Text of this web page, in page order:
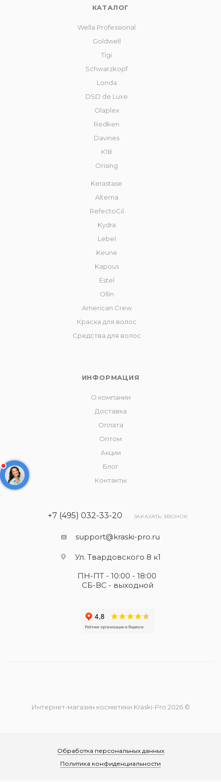
КАТАЛОГ
Wella Professional
Goldwell
Tigi
Schwarzkopf
Londa
DSD de Luxe
Olaplex
Redken
Davines
К18
Orising
Kerastase
Alterna
RefectoCil
Kydra
Lebel
Keune
Kapous
Estel
Ollin
American Crew
Краска для волос
Средства для волос
ИНФОРМАЦИЯ
О компании
Доставка
Оплата
Оптом
Акции
Блог
Контакты
+7 (495) 032-33-20 ЗАКАЗАТЬ ЗВОНОК
support@kraski-pro.ru
Ул. Твардовского 8 к1
ПН-ПТ - 10:00 - 18:00
СБ-ВС - выходной
Интернет-магазин косметики Kraski-Pro 2026 ©
Обработка персональных данных
Политика конфиденциальности